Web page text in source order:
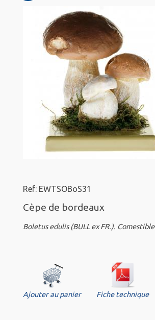
Ref: EWTSOBoS31
Cèpe de bordeaux
Boletus edulis (BULL ex FR.). Comestible
Ajouter au panier Fiche technique